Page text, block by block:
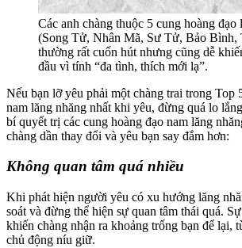
Các anh chàng thuộc 5 cung hoàng đạo
(Song Tử, Nhân Mã, Sư Tử, Bảo Bình,
thường rất cuốn hút nhưng cũng dễ
đầu vì tính “đa tình, thích mới lạ”.
Nếu bạn lỡ yêu phải một chàng trai trong Top
nam lăng nhăng nhất khi yêu, đừng quá lo
bí quyết trị các cung hoàng đạo nam lăng
chàng dần thay đổi và yêu bạn say đắm hơn:
Không quan tâm quá nhiều
Khi phát hiện người yêu có xu hướng lăng
soát và đừng thể hiện sự quan tâm thái quá.
khiến chàng nhận ra khoảng trống bạn để lại,
chủ động níu giữ.